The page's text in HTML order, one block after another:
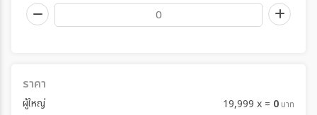
ราคา
ผู้ใหญ่ 19,999 x = 0 บาท